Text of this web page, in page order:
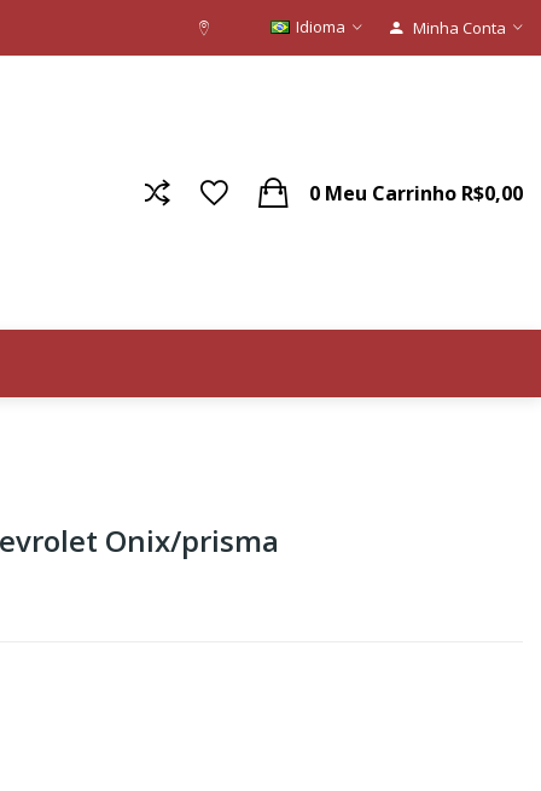
Idioma Minha Conta
0 Meu Carrinho R$0,00
Onix/prisma